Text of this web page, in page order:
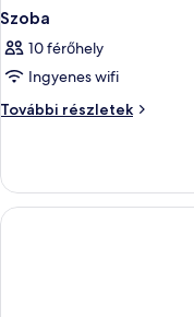
Szoba
10 férőhely
Ingyenes wifi
További részletek
Szoba